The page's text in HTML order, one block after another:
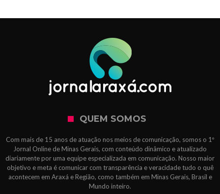
QUEM SOMOS
Com mais de 15 anos de atuação nos meios de comunicação, somos o 1º
Jornal Online de Minas Gerais, com conteúdo dinâmico e atualizado
diariamente por uma equipe especializada em comunicação. Nosso maior
objetivo e meta é comunicar com transparência e veracidade tudo o quê
acontecem em Araxá e Região, como também em Minas Gerais, Brasil e
Mundo inteiro.